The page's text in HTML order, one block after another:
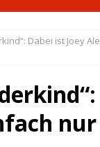
italienische Fans
Dabei ist Joey